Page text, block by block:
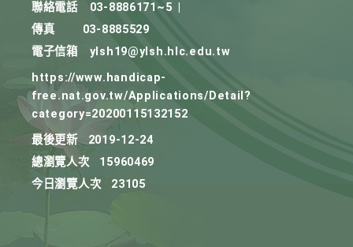
聯絡電話
03-8886171~5
傳真
03-8885529
電子信箱
ylsh19@ylsh.hlc.edu.tw
https://www.handicap-
free.nat.gov.tw/Applications/Detail?
category=20200115132152
最後更新
2019-12-24
總瀏覽人次
15960469
今日瀏覽人次
23105